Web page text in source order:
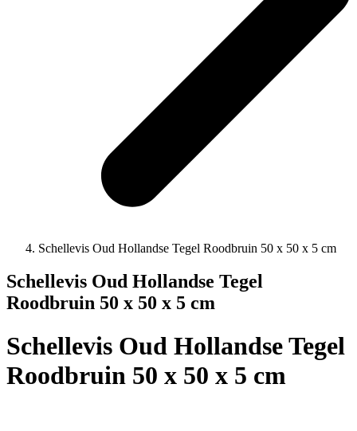
Schellevis Oud Hollandse Tegel Roodbruin 50 x 50 x 5 cm
Schellevis Oud Hollandse Tegel
Roodbruin 50 x 50 x 5 cm
Schellevis Oud Hollandse Tegel
Roodbruin 50 x 50 x 5 cm